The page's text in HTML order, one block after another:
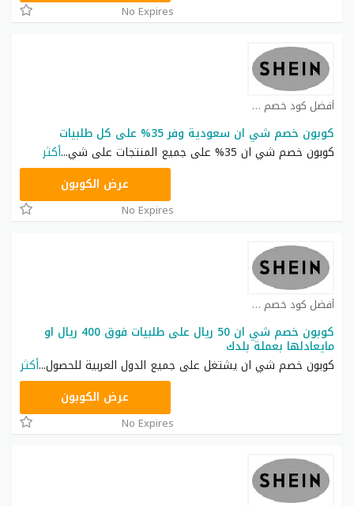
No Expires
أفضل كود خصم شي ان كوبون
كوبون خصم شي ان سعودية وفر 35% على كل طلبيات
كوبون خصم شي ان 35% على جميع المنتجات على شي
...أكثر
عرض الكوبون
No Expires
أفضل كود خصم شي ان كوبون
كوبون خصم شي ان 50 ريال على طلبيات فوق 400 ريال او
مايعادلها بعملة بلدك
كوبون خصم شي ان يشتغل على جميع الدول العربية للحصول...أكثر
عرض الكوبون
No Expires